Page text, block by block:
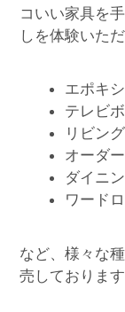
コいい家具を
しを体験いただ
エポキ
テレビ
リビン
オーダ
ダイニ
ワード
など、様々な
売しております